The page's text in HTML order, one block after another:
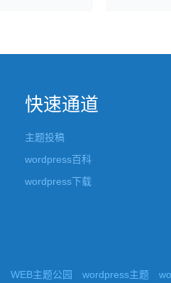
快速通道
主题投稿
wordpress百科
wordpress下载
WEB主题公园 wordpress主题